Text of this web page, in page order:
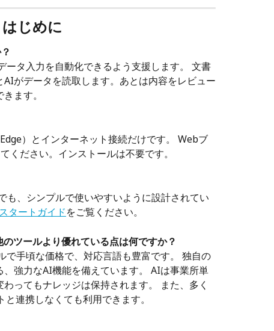
じめに
タ入力を自動化できるよう支援します。 文書
がデータを読取します。あとは内容をレビュー
ます。
）とインターネット接続だけです。 Webブ
ください。インストールは不要です。
も、シンプルで使いやすいように設計されてい
タートガイドをご覧ください。
ツールより優れている点は何ですか？
手頃な価格で、対応言語も豊富です。 独自の
強力なAI機能を備えています。 AIは事業所単
ってもナレッジは保持されます。 また、多く
連携しなくても利用できます。